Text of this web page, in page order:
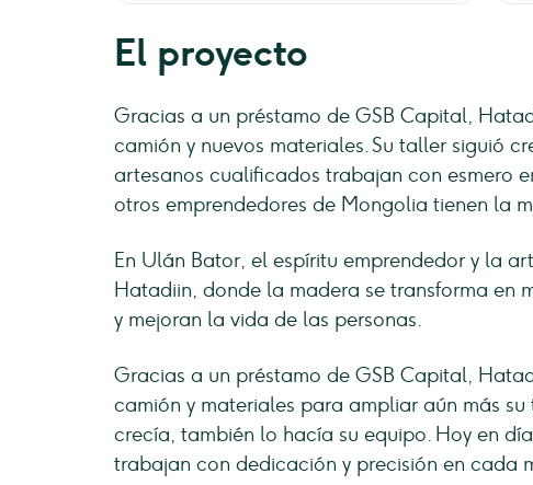
El proyecto
Gracias a un préstamo de GSB Capital,
camión y nuevos materiales. Su taller siguió
artesanos cualificados trabajan con esmero
otros emprendedores de Mongolia tienen la
En Ulán Bator, el espíritu emprendedor y la
Hatadiin, donde la madera se transforma en
y mejoran la vida de las personas.
Gracias a un préstamo de GSB Capital,
camión y materiales para ampliar aún más
crecía, también lo hacía su equipo. Hoy en
trabajan con dedicación y precisión en cada